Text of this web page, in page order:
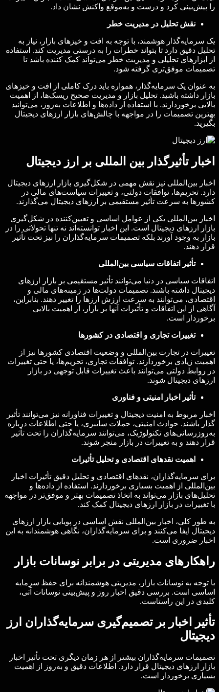
را پیش‌بینی کرد و درست و به‌موقع واکنش نشان داد.
نقش تحلیل در مدیریت خطر
یک سرمایه‌گذار هوشمند، با توجه به افت و خیزهای بازار، نیاز به
تحلیل دقیق دارد تا بتواند خطرات را به درستی مدیریت کند. استفاده
از ابزارهای تحلیلی و مدیریت خطر می‌تواند کمک کننده باشد تا
تصمیمات موفق‌تری گرفته شود.
به عنوان یک سرمایه‌گذار، همواره باید درک کاملی از افت و خیزهای
بازار داشته باشید. تحلیل بازار و مدیریت صحیح ریسک‌ها، از اهمیت
بالایی برخوردارند. با استفاده از داده‌ها و اطلاعات به‌روز، می‌توانید
بهترین تصمیمات را در مواجهه با چالش‌های بازار ارزهای دیجیتال
بگیرید.
اخبار تأثیرگذار بین المللی بر ارز دیجیتال
اخبار بین‌المللی نیز نقش مهمی در شکل‌گیری بازار ارزهای دیجیتال
دارد. تحریم‌ها، توافقات دولتی، و تغییرات سیاست‌های مالی در
کشورها به سرعت تأثیر مستقیمی بر ارزهای دیجیتال می‌گذارند.
اخبار بین‌المللی یکی از عوامل اساسی و تعیین‌کننده در شکل‌گیری
بازار ارزهای دیجیتال است. این اخبار توانسته‌اند نه تنها تحولاتی را در
بازار به وجود آورند بلکه تصمیمات سرمایه‌گذاران را نیز تحت تأثیر
قرار دهند.
تأثیر اتفاقات سیاسی بین‌المللی
اتفاقات سیاسی در دنیا می‌توانند تأثیر مستقیمی بر بازار ارزهای
دیجیتال داشته باشند. تصمیمات دولت‌ها در زمینه‌های مالی و
اقتصادی، می‌توانند به سرعت ارزش ارزها را تغییر دهند. بنابراین،
آگاهی از این اتفاقات و تأثیرات آنها بر بازار، از اهمیت بالایی
برخوردار است.
تغییرات تجاری و اقتصادی در کشورها
تغییرات در تجارت بین‌المللی و وضعیت اقتصادی کشورها نیز از
اهمیت زیادی برخوردارند. توافقات تجاری، تحریم‌ها، یا حتی تغییرات
در روابط دولتی می‌توانند باعث تغییرات قابل توجهی در بازار
ارزهای دیجیتال شوند.
تأثیر اخبار امنیتی و فناوری
اخبار مربوط به امنیت دیجیتال و تغییرات فناورانه نیز می‌توانند تأثیر
گذار باشند. حوادث امنیتی، حملات سایبری، یا حتی اطلاعات درباره
به‌روزرسانی‌های تکنولوژیک، می‌توانند سرمایه‌گذاران را تحت تأثیر
قرار دهند و به تغییرات در بازار منجر شوند.
اهمیت نقدهای اقتصادی و تحلیل تأثیرات
برای سرمایه‌گذاران، نقدهای اقتصادی و تحلیل دقیق تأثیرات اخبار
بین‌المللی از اهمیت بسیاری برخوردارند. استفاده از داده‌ها و
تحلیل‌های بازار می‌تواند به اتخاذ تصمیمات بهتر و موفق‌تر در مواجهه
با تغییرات در بازار ارزهای دیجیتال کمک کند.
به طور کلی، اخبار بین‌المللی نقش اساسی در پویایی بازار ارزهای
دیجیتال ایفا می‌کنند و برای سرمایه‌گذاران، نگاهی هوشمندانه به این
اخبار ضروری است.
راهکارهای مدیریتی در برابر نوسانات بازار
با توجه به نوسانات بازار، مدیریتی هوشمندانه برای حفظ سرمایه
اساسی است. بررسی دقیق اخبار روز و پیش‌بینی نوسانات آتی،
کلیدی در این راستاست.
تأثیر اخبار بر تصمیم‌گیری سرمایه‌گذاران ارز
دیجیتال
تصمیمات سرمایه‌گذاران بیشتر از هر زمان دیگری تحت تأثیر اخبار
بازار ارزهای دیجیتال قرار دارد. اطلاعات دقیق و به‌روز از اهمیت
بسیاری برخوردار است.